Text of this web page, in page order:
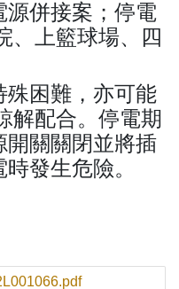
源併接案；停電
、上籃球場、四
殊困難，亦可能
解配合。停電期
開關關閉並將插
發生危險。